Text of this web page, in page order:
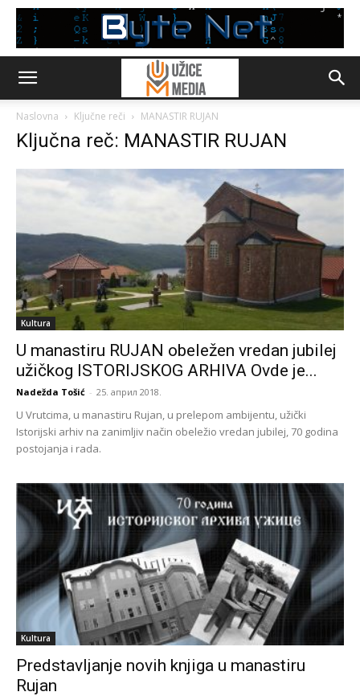
Naslovna Ključne reči MANASTIR RUJAN
Ključna reč: MANASTIR RUJAN
Kultura
U manastiru RUJAN obeležen vredan jubilej
užičkog ISTORIJSKOG ARHIVA Ovde je...
Nadežda Tošić - 25. април 2018.
U Vrutcima, u manastiru Rujan, u prelepom ambijentu, užički
Istorijski arhiv na zanimljiv način obeležio vredan jubilej, 70 godina
postojanja i rada.
Kultura
Predstavljanje novih knjiga u manastiru
Rujan